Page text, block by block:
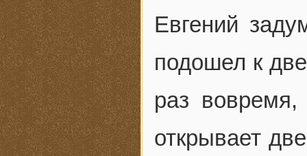
Евгений
подошел к
раз вовремя,
открывает